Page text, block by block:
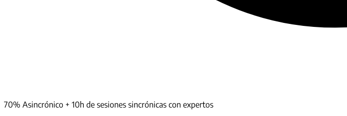
70% Asincrónico + 10h de sesiones sincrónicas con expertos